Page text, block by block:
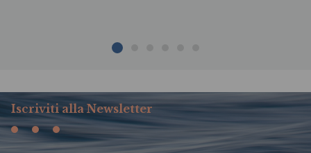
Iscriviti alla Newsletter